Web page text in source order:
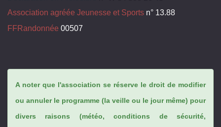
Association agréée Jeunesse et Sports n° 13.88
FFRandonnée 00507
A noter que l'association se réserve le droit de modifier
ou annuler le programme (la veille ou le jour même) pour
divers raisons (météo, conditions de sécurité,